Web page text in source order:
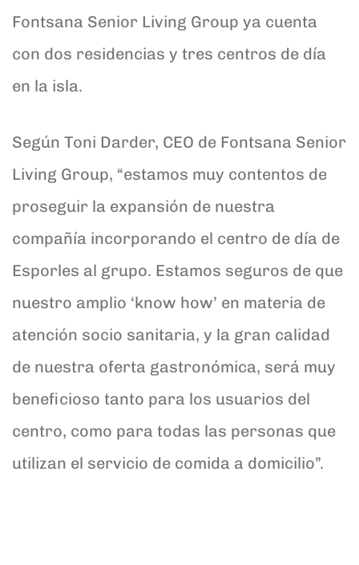
Fontsana Senior Living Group ya cuenta
con dos residencias y tres centros de día
en la isla.
Según Toni Darder, CEO de Fontsana Senior
Living Group, “estamos muy contentos de
proseguir la expansión de nuestra
compañía incorporando el centro de día de
Esporles al grupo. Estamos seguros de que
nuestro amplio ‘know how’ en materia de
atención socio sanitaria, y la gran calidad
de nuestra oferta gastronómica, será muy
beneficioso tanto para los usuarios del
centro, como para todas las personas que
utilizan el servicio de comida a domicilio”.